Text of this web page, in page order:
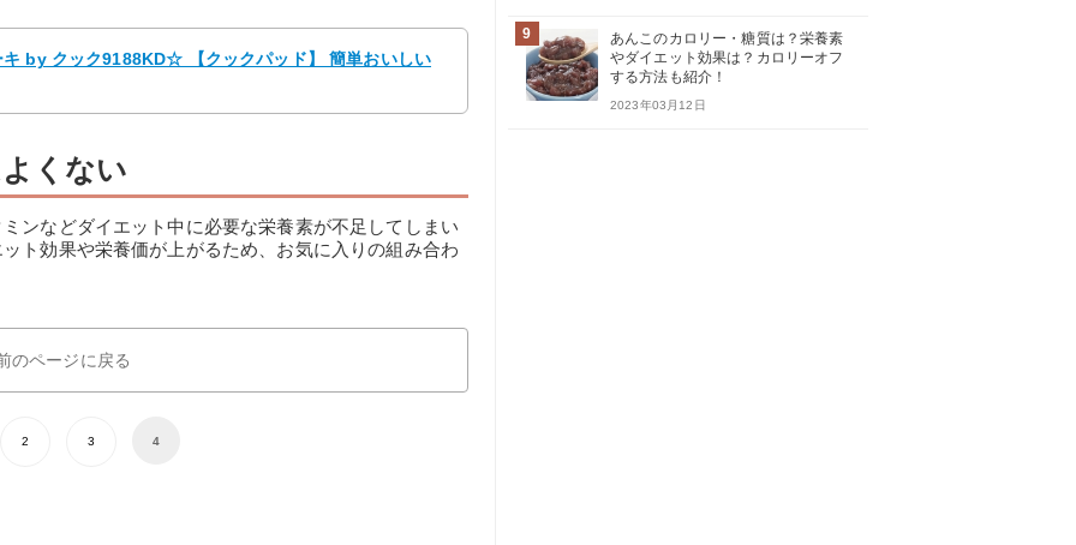
by クック9188KD☆ 【クックパッド】 簡単おいしい
くない
ンなどダイエット中に必要な栄養素が不足してしまい
ト効果や栄養価が上がるため、お気に入りの組み合わ
のページに戻る
2 3 4
9
あんこのカロリー・糖質は？栄養素
やダイエット効果は？カロリーオフ
する方法も紹介！
2023年03月12日